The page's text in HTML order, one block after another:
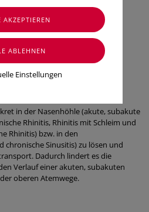
& REGIONAL
das eine 3 %ige
pH-Wert und 6 % N-
bei, festsitzenden Schleim
in der Nasenhöhle (akute, subakute
Rhinitis, Rhinitis mit Schleim und
Rhinitis) bzw. in den
chronische Sinusitis) zu lösen und
Dadurch lindert es die
Verlauf einer akuten, subakuten
oberen Atemwege.
Einstellungen